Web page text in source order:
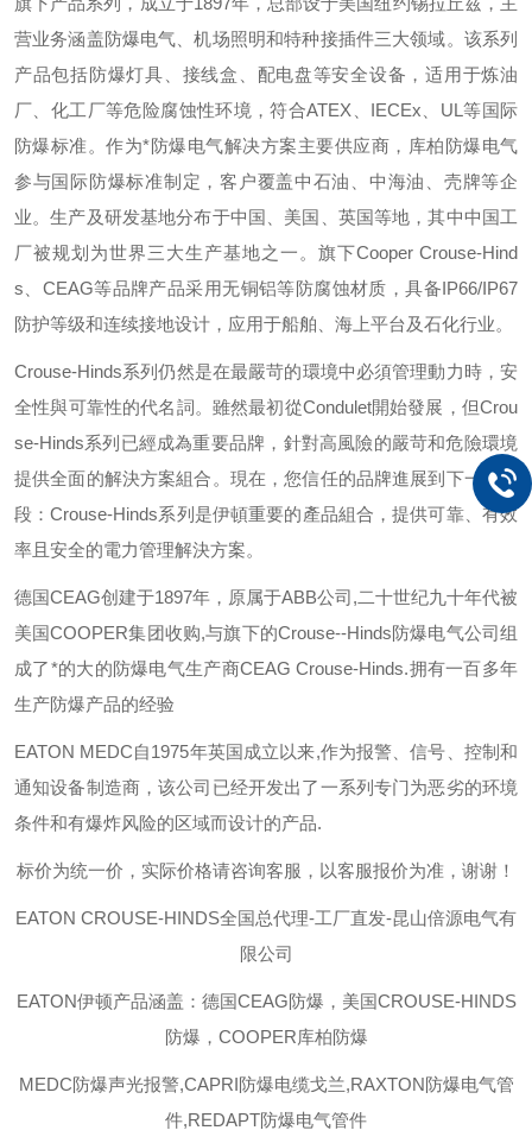
营业务涵盖防爆电气、机场照明和特种接插件三大领域。该系列
产品包括防爆灯具、接线盒、配电盘等安全设备，适用于炼油
厂、化工厂等危险腐蚀性环境，符合ATEX IECEx UL 等国际
防爆标准。作为*防爆电气解决方案主要供应商，库柏防爆电气
参与国际防爆标准制定，客户覆盖中石油、中海油、壳牌等企
业。生产及研发基地分布于中国、美国、英国等地，其中中国工
厂被规划为世界三大生产基地之一。旗下Cooper Crouse-Hind
s
CEAG等品牌产品采用无铜铝等防腐蚀材质，具备IP66/IP67
防护等级和连续接地设计，应用于船舶、海上平台及石化行业。
Crouse-Hinds系列仍然是在最嚴苛的環境中必須管理動力時，安
全性與可靠性的代名詞。雖然最初從Condulet開始發展，但Crou
se-Hinds系列已經成為重要品牌，針對高風險的嚴苛和危險環境
提供全面的解決方案組合。現在，您信任的品牌進展到下一個階
段：Crouse-Hinds系列是伊頓重要的產品組合，提供可靠、有效
率且安全的電力管理解決方案。
德国CEAG创建于1897年，原属于ABB公司,二十世纪九十年代被
美国COOPER集团收购,与旗下的Crouse--Hinds防爆电气公司组
成了*的大的防爆电气生产商CEAG Crouse-Hinds.拥有一百多年
生产防爆产品的经验
EATON MEDC自1975年英国成立以来,作为报警、信号、控制和
通知设备制造商，该公司已经开发出了一系列专门为恶劣的环境
条件和有爆炸风险的区域而设计的产品.
标价为统一价，实际价格请咨询客服，以客服报价为准，谢谢！
EATON CROUSE-HINDS全国总代理-工厂直发-昆山倍源电气有
限公司
EATON伊顿产品涵盖：德国CEAG防爆，美国CROUSE-HINDS
防爆，COOPER库柏防爆
MEDC防爆声光报警,CAPRI防爆电缆戈兰,RAXTON防爆电气管
件,REDAPT防爆电气管件